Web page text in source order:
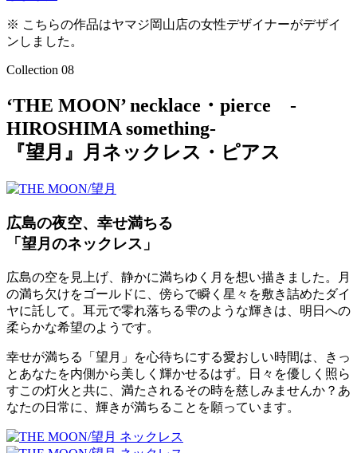
※ こちらの作品はヤマジ岡山店の女性デザイナーがデザイ
ンしました。
Collection 08
‘THE MOON’ necklace・pierce -
HIROSHIMA something-
『望月』月ネックレス・ピアス
広島の夜空、幸せ満ちる
「望月のネックレス」
広島の空を見上げ、静かに満ちゆく月を想い描きました。月
の満ち欠けをゴールドに、傍らで瞬く星々を敷き詰めたダイ
ヤに託して。耳元で零れ落ちる雫のような輝きは、明日への
柔らかな希望のようです。
幸せが満ちる「望月」を心待ちにする愛おしい時間は、きっ
とあなたを内側から美しく輝かせるはず。日々を優しく照ら
すこの灯火と共に、満たされるその時を慈しみませんか？あ
なたの日常に、輝きが満ちることを願っています。